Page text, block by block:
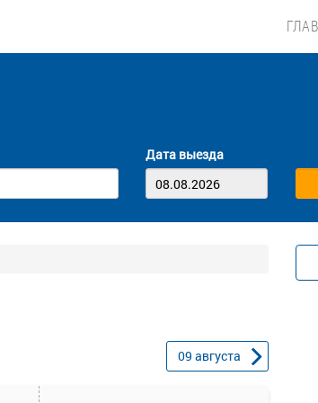
Дата выезда
09 августа